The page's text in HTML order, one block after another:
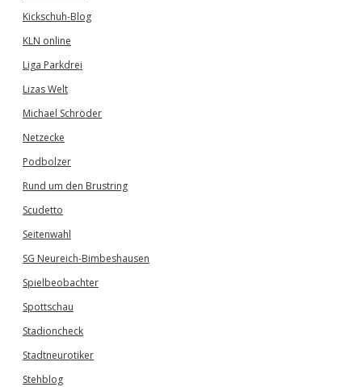
Kickschuh-Blog
KLN online
Liga Parkdrei
Lizas Welt
Michael Schröder
Netzecke
Podbolzer
Rund um den Brustring
Scudetto
Seitenwahl
SG Neureich-Bimbeshausen
Spielbeobachter
Spottschau
Stadioncheck
Stadtneurotiker
Stehblog